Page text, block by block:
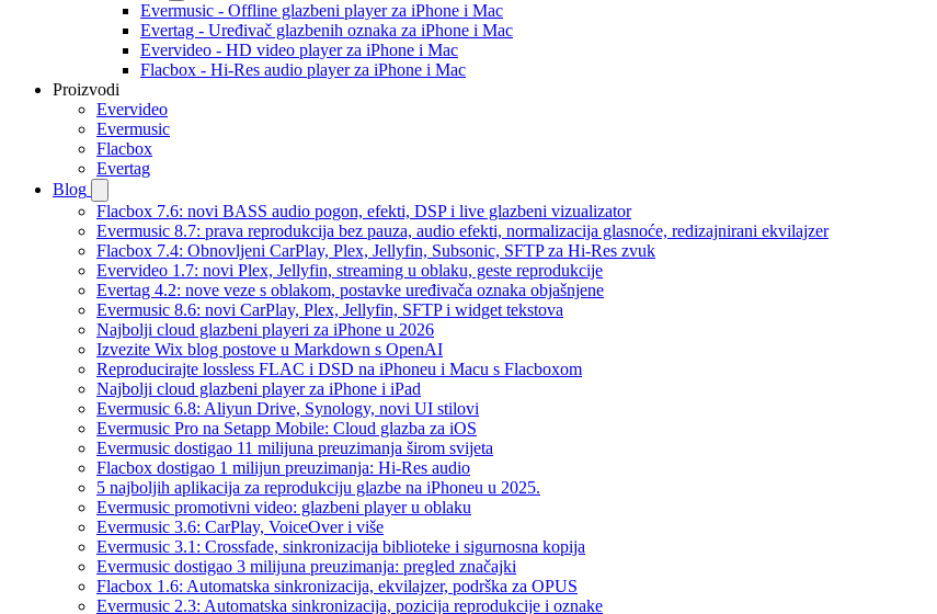
Evermusic - Offline glazbeni player za iPhone i Mac
Evertag - Uređivač glazbenih oznaka za iPhone i Mac
Evervideo - HD video player za iPhone i Mac
Flacbox - Hi-Res audio player za iPhone i Mac
Proizvodi
Evervideo
Evermusic
Flacbox
Evertag
Blog
Flacbox 7.6: novi BASS audio pogon, efekti, DSP i live glazbeni vizualizator
Evermusic 8.7: prava reprodukcija bez pauza, audio efekti, normalizacija glasnoće, redizajnirani ekvilajzer
Flacbox 7.4: Obnovljeni CarPlay, Plex, Jellyfin, Subsonic, SFTP za Hi-Res zvuk
Evervideo 1.7: novi Plex, Jellyfin, streaming u oblaku, geste reprodukcije
Evertag 4.2: nove veze s oblakom, postavke uređivača oznaka objašnjene
Evermusic 8.6: novi CarPlay, Plex, Jellyfin, SFTP i widget tekstova
Najbolji cloud glazbeni playeri za iPhone u 2026
Izvezite Wix blog postove u Markdown s OpenAI
Reproducirajte lossless FLAC i DSD na iPhoneu i Macu s Flacboxom
Najbolji cloud glazbeni player za iPhone i iPad
Evermusic 6.8: Aliyun Drive, Synology, novi UI stilovi
Evermusic Pro na Setapp Mobile: Cloud glazba za iOS
Evermusic dostigao 11 milijuna preuzimanja širom svijeta
Flacbox dostigao 1 milijun preuzimanja: Hi-Res audio
5 najboljih aplikacija za reprodukciju glazbe na iPhoneu u 2025.
Evermusic promotivni video: glazbeni player u oblaku
Evermusic 3.6: CarPlay, VoiceOver i više
Evermusic 3.1: Crossfade, sinkronizacija biblioteke i sigurnosna kopija
Evermusic dostigao 3 milijuna preuzimanja: pregled značajki
Flacbox 1.6: Automatska sinkronizacija, ekvilajzer, podrška za OPUS
Evermusic 2.3: Automatska sinkronizacija, pozicija reprodukcije i oznake